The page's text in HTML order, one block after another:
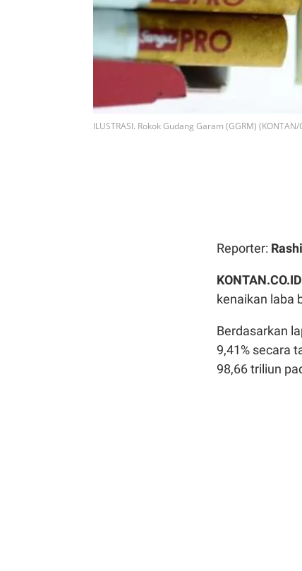
ILUSTRASI. Rokok Gudang Garam (GGRM)
Reporter:
kenaikan laba
Berdasarkan
9,41% secara
98,66 triliun